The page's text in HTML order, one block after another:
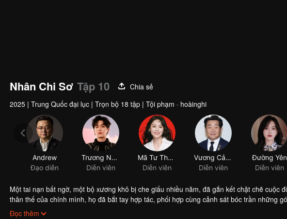
Nhân Chi Sơ Tập 10
Chia sẻ
2025 | Trung Quốc đại lục | Trọn bộ 18 tập | Tội phạm · hoàinghi
Andrew
Đạo diễn
Trương Nhược Quân
Diễn viên
Mã Tư Thuần
Diễn viên
Vương Cảnh Xuân
Diễn viên
Đường Yên
Diễn viên
Một tai nạn bất ngờ, một bộ xương khô bị che giấu nhiều năm, đã gắn kết chặt chẽ cuộc
thân thế của chính mình, họ đã bắt tay hợp tác, phối hợp cùng cảnh sát bóc trần những
giải tầng tầng lớp lớp những bí ẩn bủa vây.
Đọc thêm